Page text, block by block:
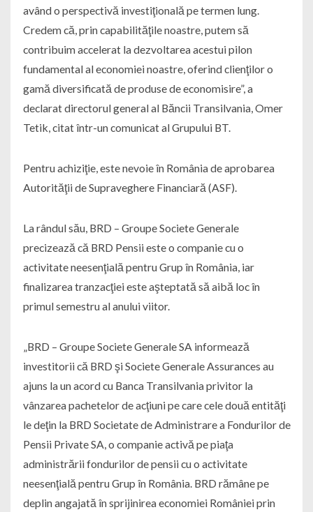
având o perspectivă investiţională pe termen lung.
Credem că, prin capabilităţile noastre, putem să
contribuim accelerat la dezvoltarea acestui pilon
fundamental al economiei noastre, oferind clienţilor o
gamă diversificată de produse de economisire”, a
declarat directorul general al Băncii Transilvania, Omer
Tetik, citat într-un comunicat al Grupului BT.
Pentru achiziţie, este nevoie în România de aprobarea
Autorităţii de Supraveghere Financiară (ASF).
La rândul său, BRD – Groupe Societe Generale
precizează că BRD Pensii este o companie cu o
activitate neesenţială pentru Grup în România, iar
finalizarea tranzacţiei este aşteptată să aibă loc în
primul semestru al anului viitor.
„BRD – Groupe Societe Generale SA informează
investitorii că BRD şi Societe Generale Assurances au
ajuns la un acord cu Banca Transilvania privitor la
vânzarea pachetelor de acţiuni pe care cele două entităţi
le deţin la BRD Societate de Administrare a Fondurilor de
Pensii Private SA, o companie activă pe piaţa
administrării fondurilor de pensii cu o activitate
neesenţială pentru Grup în România. BRD rămâne pe
deplin angajată în sprijinirea economiei României prin